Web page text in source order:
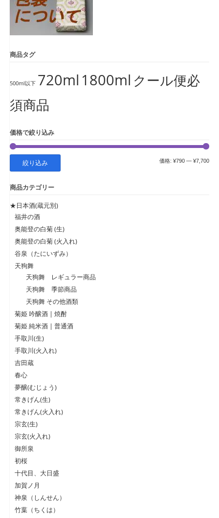
商品タグ
500ml以下 720ml 1800ml クール便必
須商品
価格で絞り込み
最
最
絞り込み 価格: ¥790 — ¥7,700
商品カテゴリー
★日本酒(蔵元別)
福井の酒
奥能登の白菊 (生)
奥能登の白菊 (火入れ)
谷泉（たにいずみ）
天狗舞
天狗舞 レギュラー商品
天狗舞 季節商品
天狗舞 その他酒類
菊姫 吟醸酒 | 焼酎
菊姫 純米酒 | 普通酒
手取川(生)
手取川(火入れ)
吉田蔵
春心
夢醸(むじょう)
常きげん(生)
常きげん(火入れ)
宗玄(生)
宗玄(火入れ)
御所泉
初桜
十代目、大日盛
加賀ノ月
神泉（しんせん）
竹葉（ちくは）